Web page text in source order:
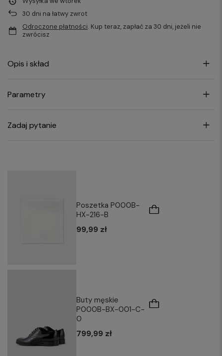
30 dni na łatwy zwrot
Odroczone płatności. Kup teraz, zapłać za 30 dni, jeżeli nie
zwrócisz
Opis i skład
Parametry
Zadaj pytanie
Poszetka P000B-
HX-216-B
99,99 zł
Buty męskie
P000B-BX-001-C-
0
799,99 zł